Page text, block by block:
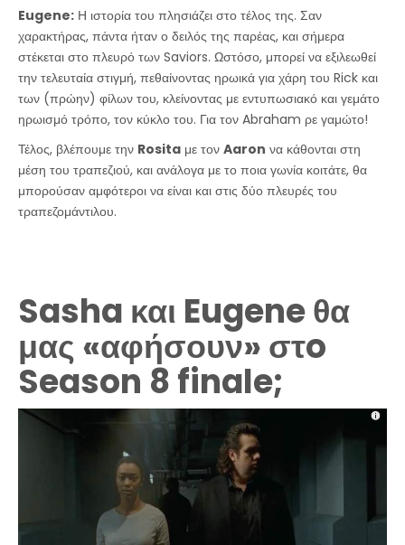
Eugene: Η ιστορία του πλησιάζει στο τέλος της. Σαν
χαρακτήρας, πάντα ήταν ο δειλός της παρέας, και σήμερα
στέκεται στο πλευρό των Saviors. Ωστόσο, μπορεί να εξιλεωθεί
την τελευταία στιγμή, πεθαίνοντας ηρωικά για χάρη του Rick και
των (πρώην) φίλων του, κλείνοντας με εντυπωσιακό και γεμάτο
ηρωισμό τρόπο, τον κύκλο του. Για τον Abraham ρε γαμώτο!
Τέλος, βλέπουμε την Rosita με τον Aaron να κάθονται στη
μέση του τραπεζιού, και ανάλογα με το ποια γωνία κοιτάτε, θα
μπορούσαν αμφότεροι να είναι και στις δύο πλευρές του
τραπεζομάντιλου.
Sasha και Eugene θα
μας «αφήσουν» στo
Season 8 finale;